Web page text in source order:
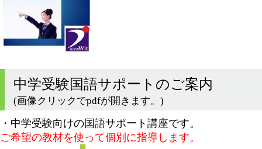
中学受験国語サポートのご案内
(画像クリックでpdfが開きます。)
・中学受験向けの国語サポート講座です。
ご希望の教材を使って個別に指導します。